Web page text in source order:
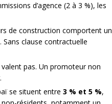
d’agence (2 à 3 %), les
de construction comportent un
clause contractuelle
pas. Un promoteur non
se situent entre 3 % et 5 %,